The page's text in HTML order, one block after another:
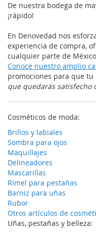
De nuestra bodega de
¡rápido!
En Denovedad nos
experiencia de compra,
cualquier parte de
Conoce nuestro amplio
promociones para que tu
que quedarás satisfecho
Cosméticos de moda:
Brillos y labiales
Sombra para ojos
Maquillajes
Delineadores
Mascarillas
Rímel para pestañas
Barniz para uñas
Rubor
Otros artículos de
Uñas, pestañas y belleza: